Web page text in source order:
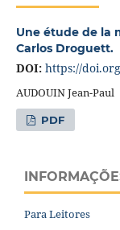
Une étude de la
Carlos Droguett.
DOI: https://
AUDOUIN Jean-Paul
PDF
Para Leitores